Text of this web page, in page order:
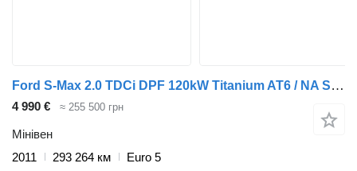
Ford S-Max 2.0 TDCi DPF 120kW Titanium AT6 / NA SPLÁTKY / NA PROTIÚČE
4 990 € ≈ 255 500 грн
Мінівен
2011
293 264 км
Euro 5